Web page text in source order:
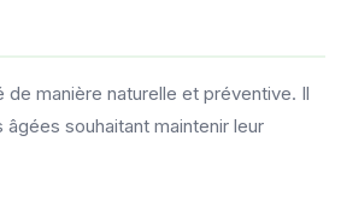
manière naturelle et préventive. Il
souhaitant maintenir leur